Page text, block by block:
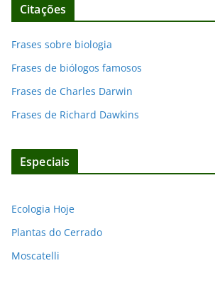
Citações
Frases sobre biologia
Frases de biólogos famosos
Frases de Charles Darwin
Frases de Richard Dawkins
Especiais
Ecologia Hoje
Plantas do Cerrado
Moscatelli